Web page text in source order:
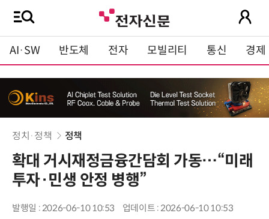
AI·SW 반도체 전자 모빌리티 통신 경제
정치·정책 정책
확대 거시재정금융간담회 가동…“미래
투자·민생 안정 병행”
발행일 : 2026-06-10 10:53 업데이트 : 2026-06-10 10:53